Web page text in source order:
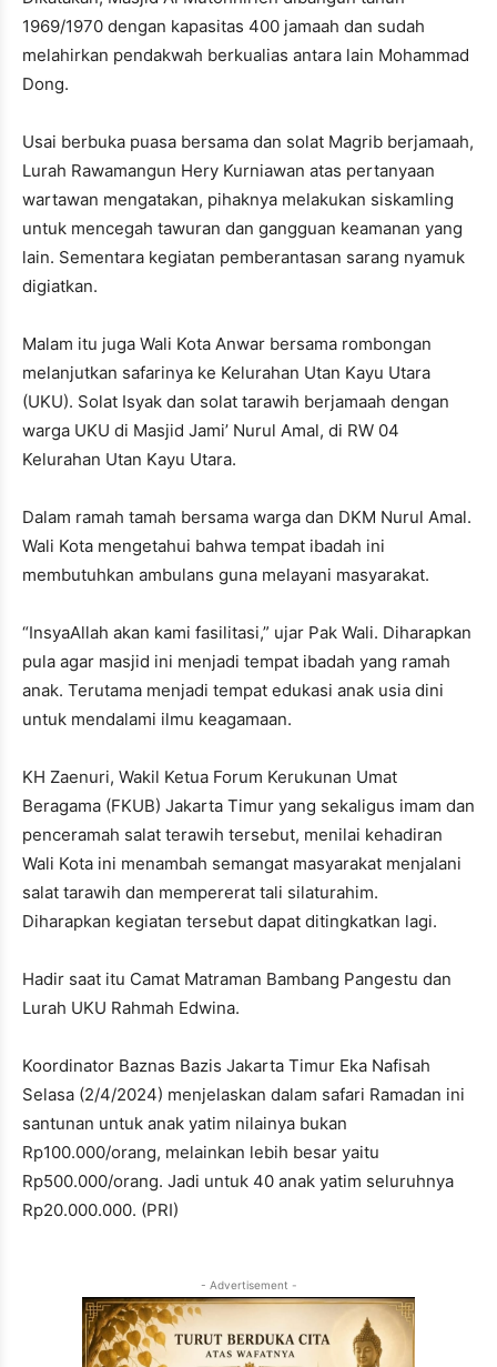
1969/1970 dengan kapasitas 400 jamaah dan sudah
melahirkan pendakwah berkualias antara lain Mohammad
Dong.
Usai berbuka puasa bersama dan solat Magrib berjamaah,
Lurah Rawamangun Hery Kurniawan atas pertanyaan
wartawan mengatakan, pihaknya melakukan siskamling
untuk mencegah tawuran dan gangguan keamanan yang
lain. Sementara kegiatan pemberantasan sarang nyamuk
digiatkan.
Malam itu juga Wali Kota Anwar bersama rombongan
melanjutkan safarinya ke Kelurahan Utan Kayu Utara
(UKU). Solat Isyak dan solat tarawih berjamaah dengan
warga UKU di Masjid Jami’ Nurul Amal, di RW 04
Kelurahan Utan Kayu Utara.
Dalam ramah tamah bersama warga dan DKM Nurul Amal.
Wali Kota mengetahui bahwa tempat ibadah ini
membutuhkan ambulans guna melayani masyarakat.
“InsyaAllah akan kami fasilitasi,” ujar Pak Wali. Diharapkan
pula agar masjid ini menjadi tempat ibadah yang ramah
anak. Terutama menjadi tempat edukasi anak usia dini
untuk mendalami ilmu keagamaan.
KH Zaenuri, Wakil Ketua Forum Kerukunan Umat
Beragama (FKUB) Jakarta Timur yang sekaligus imam dan
penceramah salat terawih tersebut, menilai kehadiran
Wali Kota ini menambah semangat masyarakat menjalani
salat tarawih dan mempererat tali silaturahim.
Diharapkan kegiatan tersebut dapat ditingkatkan lagi.
Hadir saat itu Camat Matraman Bambang Pangestu dan
Lurah UKU Rahmah Edwina.
Koordinator Baznas Bazis Jakarta Timur Eka Nafisah
Selasa (2/4/2024) menjelaskan dalam safari Ramadan ini
santunan untuk anak yatim nilainya bukan
Rp100.000/orang, melainkan lebih besar yaitu
Rp500.000/orang. Jadi untuk 40 anak yatim seluruhnya
Rp20.000.000. (PRI)
- Advertisement -